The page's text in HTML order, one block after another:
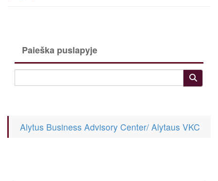
Paieška puslapyje
Alytus Business Advisory Center/ Alytaus VKC